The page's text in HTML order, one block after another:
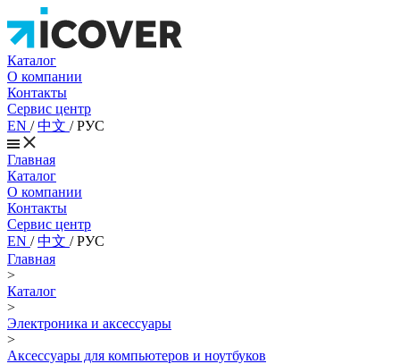
Каталог
О компании
Контакты
Сервис центр
EN /中文 /РУС
Главная
Каталог
О компании
Контакты
Сервис центр
EN /中文 /РУС
Главная
>
Каталог
>
Электроника и аксессуары
>
Аксессуары для компьютеров и ноутбуков